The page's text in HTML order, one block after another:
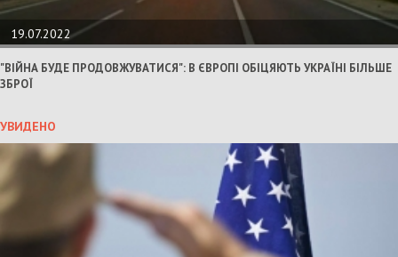
19.07.2022
"ВІЙНА БУДЕ ПРОДОВЖУВАТИСЯ": В ЄВРОПІ ОБІЦЯЮТЬ УКРАЇНІ БІЛЬШЕ
ЗБРОЇ
УВИДЕНО